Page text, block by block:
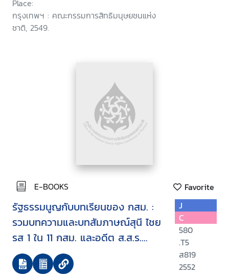
Place:
กรุงเทพฯ : คณะกรรมการสิทธิมนุษยชนแห่ง
ชาติ, 2549.
E-BOOKS Favorite
รัฐธรรมนูญกับบทเรียนของ กสม. :
รวมบทความและบทสัมภาษณ์สุนี ไชย
รส 1 ใน 11 กสม. และอดีต ส.ส.ร.
2540
J
C
580
.T5
ส819
2552